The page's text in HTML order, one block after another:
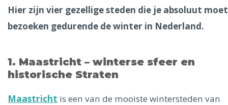
Ålesund
Parijs Tokio Amsterdam Barcelona Dubai
Milaan
Hier zijn vier gezellige steden die je absoluut moet
bezoeken gedurende de winter in Nederland.
1. Maastricht – winterse sfeer en
historische Straten
Maastricht is een van de mooiste wintersteden van